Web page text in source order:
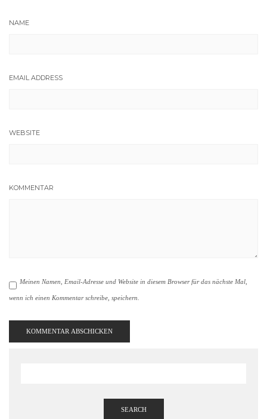
NAME
EMAIL ADDRESS
WEBSITE
KOMMENTAR
Meinen Namen, Email-Adresse und Website in diesem Browser für das nächste Mal,
wenn ich einen Kommentar schreibe, speichern.
SEARCH